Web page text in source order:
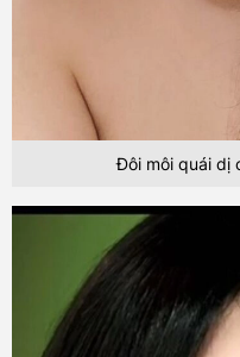
Đôi môi quái dị